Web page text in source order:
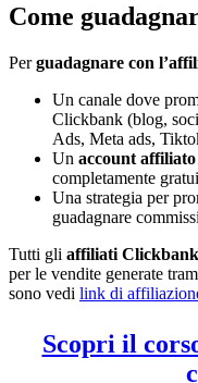
Come
Perguadagnare con
Un canale dove
Clickbank (blog,
Ads, Meta ads,
Un account
completamente
Una strategia per
guadagnare
Tutti gli affiliati Clickbank
per le vendite generate
sono vedi link di
Scopri il